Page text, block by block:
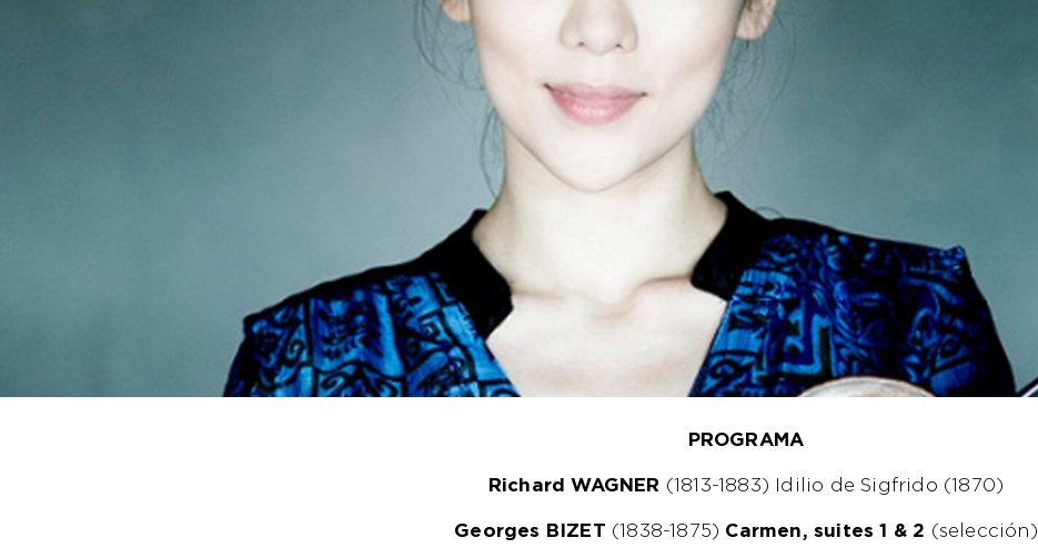
PROGRAMA
Richard WAGNER (1813-1883) Idilio de Sigfrido (1870)
Georges BIZET (1838-1875) Carmen , suites 1 & 2 (selección)